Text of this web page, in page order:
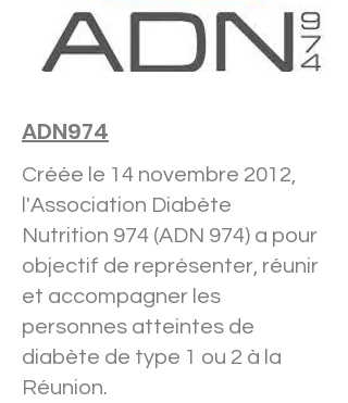
ADN974
Créée le 14 novembre 2012,
l'Association Diabète
Nutrition 974 (ADN 974) a pour
objectif de représenter, réunir
et accompagner les
personnes atteintes de
diabète de type 1 ou 2 à la
Réunion.